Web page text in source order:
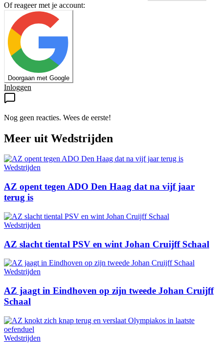
Of reageer met je account:
Doorgaan met Google
Inloggen
Nog geen reacties. Wees de eerste!
Meer uit Wedstrijden
Wedstrijden
AZ opent tegen ADO Den Haag dat na vijf jaar
terug is
Wedstrijden
AZ slacht tiental PSV en wint Johan Cruijff Schaal
Wedstrijden
AZ jaagt in Eindhoven op zijn tweede Johan Cruijff
Schaal
Wedstrijden